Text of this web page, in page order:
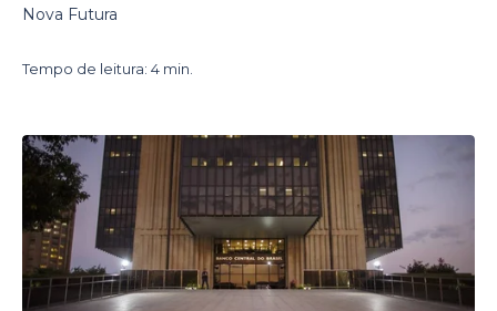
Nova Futura
Tempo de leitura: 4 min.